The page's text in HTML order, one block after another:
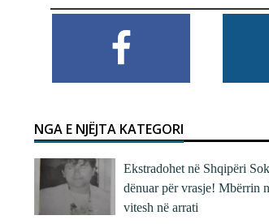
NGA E NJËJTA KATEGORI
Ekstradohet në Shqipëri
dënuar për vrasje! Mbërrin
vitesh në arrati